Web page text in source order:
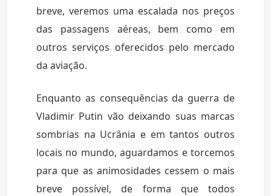
breve, veremos uma escalada nos preços
das passagens aéreas, bem como em
outros serviços oferecidos pelo mercado
da aviação.
Enquanto as consequências da guerra de
Vladimir Putin vão deixando suas marcas
sombrias na Ucrânia e em tantos outros
locais no mundo, aguardamos e torcemos
para que as animosidades cessem o mais
breve possível, de forma que todos